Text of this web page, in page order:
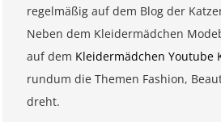
regelmäßig auf dem Blog der
Neben dem Kleidermädchen
auf dem Kleidermädchen Youtube
rundum die Themen Fashion,
dreht.